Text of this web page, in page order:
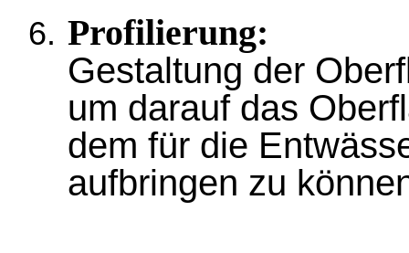
Profilierung:
Gestaltung der
um darauf das
dem für die
aufbringen zu